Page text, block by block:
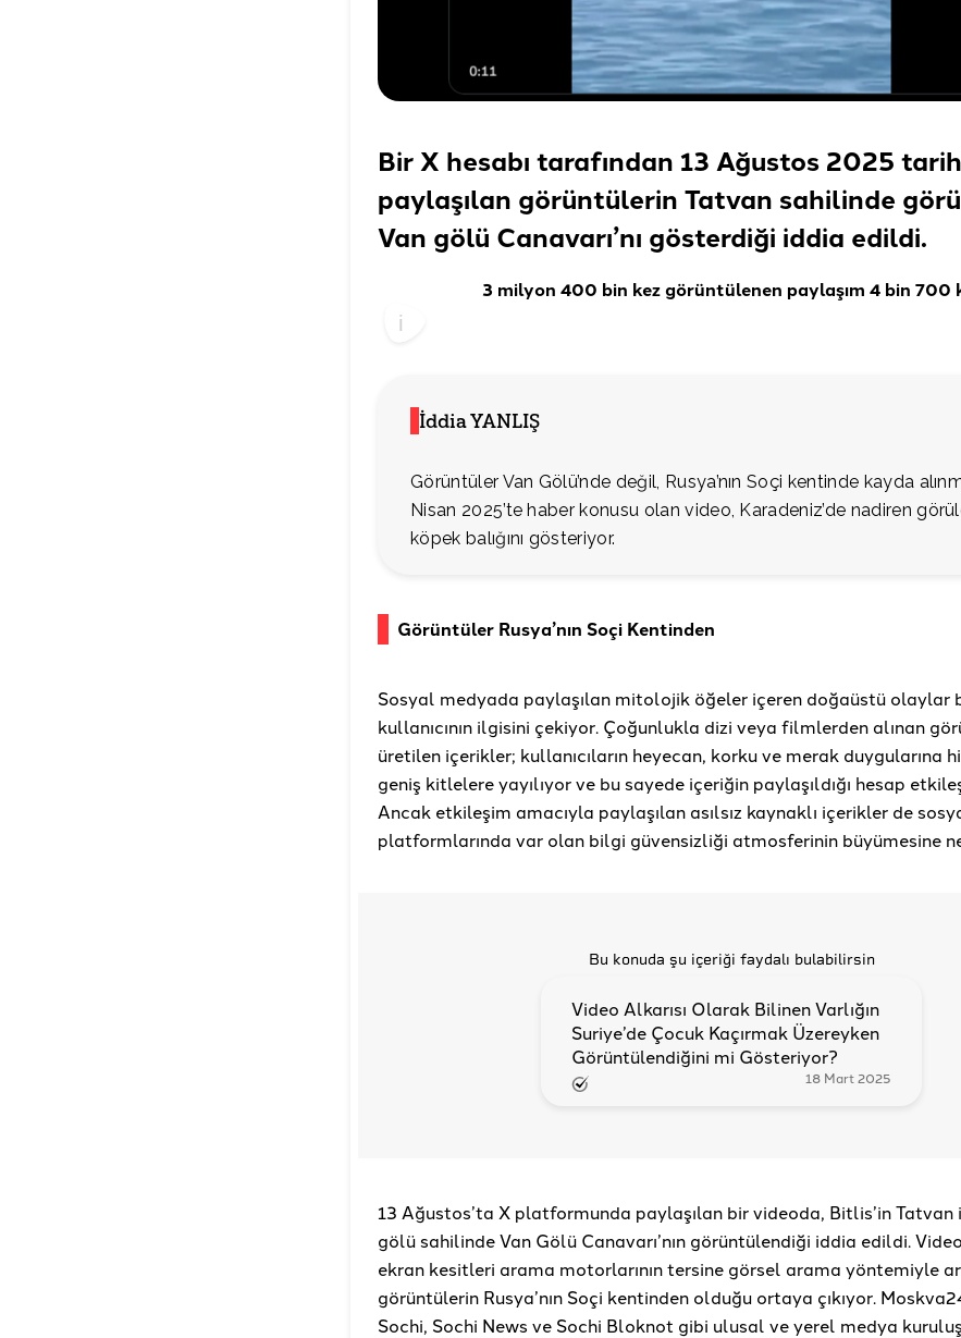
Bir X hesabı tarafından 13 Ağustos 2025
paylaşılan görüntülerin Tatvan sahilinde
Van gölü Canavarı’nı gösterdiği iddia edildi.
3 milyon 400 bin kez görüntülenen paylaşım 4 bin 700
İddia YANLIŞ
Görüntüler Van Gölü’nde değil, Rusya’nın Soçi kentinde kayda
Nisan 2025’te haber konusu olan video, Karadeniz’de nadiren
köpek balığını gösteriyor.
Görüntüler Rusya’nın Soçi Kentinden
Sosyal medyada paylaşılan mitolojik öğeler içeren doğaüstü olaylar
kullanıcının ilgisini çekiyor. Çoğunlukla dizi veya filmlerden alınan
üretilen içerikler; kullanıcıların heyecan, korku ve merak duygularına
geniş kitlelere yayılıyor ve bu sayede içeriğin paylaşıldığı hesap
Ancak etkileşim amacıyla paylaşılan asılsız kaynaklı içerikler de
platformlarında var olan bilgi güvensizliği atmosferinin büyümesine
Bu konuda şu içeriği faydalı bulabilirsin
Video Alkarısı Olarak Bilinen Varlığın
Suriye’de Çocuk Kaçırmak Üzereyken
Görüntülendiğini mi Gösteriyor?
18 Mart 2025
13 Ağustos’ta X platformunda paylaşılan bir videoda, Bitlis’in Tatvan
gölü sahilinde Van Gölü Canavarı’nın görüntülendiği iddia edildi.
ekran kesitleri arama motorlarının tersine görsel arama yöntemiyle
görüntülerin Rusya’nın Soçi kentinden olduğu ortaya çıkıyor.
Sochi, Sochi News ve Sochi Bloknot gibi ulusal ve yerel medya